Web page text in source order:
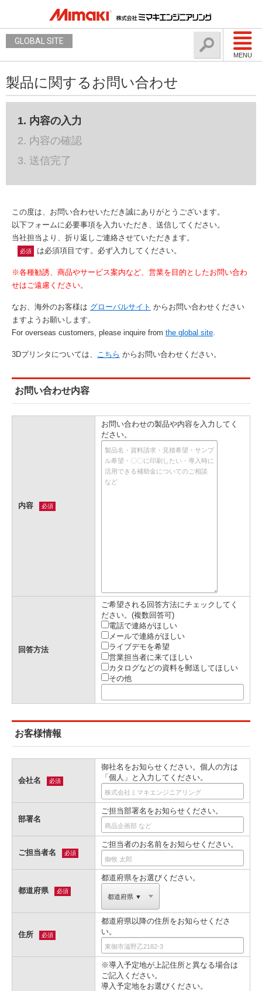
MENU
GLOBAL SITE
製品に関するお問い合わせ
1. 内容の入力
2. 内容の確認
3. 送信完了
この度は、お問い合わせいただき誠にありがとうございます。
以下フォームに必要事項を入力いただき、送信してください。
当社担当より、折り返しご連絡させていただきます。
必須 は必須項目です。必ず入力してください。
※各種勧誘、商品やサービス案内など、営業を目的としたお問い合わ
せはご遠慮ください。
なお、海外のお客様は グローバルサイト からお問い合わせください
ますようお願いします。
For overseas customers, please inquire from the global site.
3Dプリンタについては、 こちら からお問い合わせください。
お問い合わせ内容
内容 必須
お問い合わせの製品や内容を入力してく
ださい。
回答方法
ご希望される回答方法にチェックしてく
ださい。(複数回答可)
電話で連絡がほしい
メールで連絡がほしい
ライブデモを希望
営業担当者に来てほしい
カタログなどの資料を郵送してほしい
その他
お客様情報
会社名 必須
御社名をお知らせください。個人の方は
「個人」と入力してください。
部署名
ご担当部署名をお知らせください。
ご担当者名 必須
ご担当者のお名前をお知らせください。
都道府県 必須
都道府県をお選びください。
住所 必須
都道府県以降の住所をお知らせくださ
い。
※導入予定地が上記住所と異なる場合は
ご記入ください。
導入予定地をお選びください。